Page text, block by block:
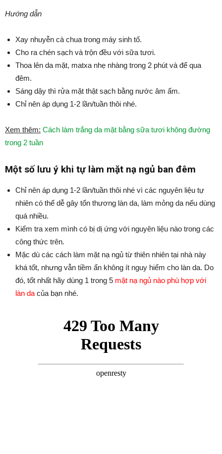
Hướng dẫn
Xay nhuyễn cà chua trong máy sinh tố.
Cho ra chén sạch và trộn đều với sữa tươi.
Thoa lên da mặt, matxa nhẹ nhàng trong 2 phút và để qua
đêm.
Sáng dậy thì rửa mặt thật sạch bằng nước âm ấm.
Chỉ nên áp dụng 1-2 lần/tuần thôi nhé.
Xem thêm: Cách làm trắng da mặt bằng sữa tươi không đường
trong 2 tuần
Một số lưu ý khi tự làm mặt nạ ngủ ban đêm
Chỉ nên áp dụng 1-2 lần/tuần thôi nhé vì các nguyên liệu tự
nhiên có thể dễ gây tổn thương làn da, làm mỏng da nếu dùng
quá nhiều.
Kiểm tra xem mình có bị dị ứng với nguyên liệu nào trong các
công thức trên.
Mặc dù các cách làm mặt nạ ngủ từ thiên nhiên tại nhà này
khá tốt, nhưng vẫn tiềm ẩn không ít nguy hiểm cho làn da. Do
đó, tốt nhất hãy dùng 1 trong 5 mặt nạ ngủ nào phù hợp với
làn da của bạn nhé.